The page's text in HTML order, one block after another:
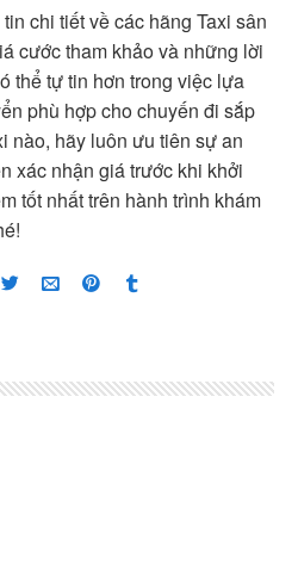
chi tiết về các hãng Taxi sân
cước tham khảo và những lời
thể tự tin hơn trong việc lựa
phù hợp cho chuyến đi sắp
nào, hãy luôn ưu tiên sự an
xác nhận giá trước khi khởi
tốt nhất trên hành trình khám